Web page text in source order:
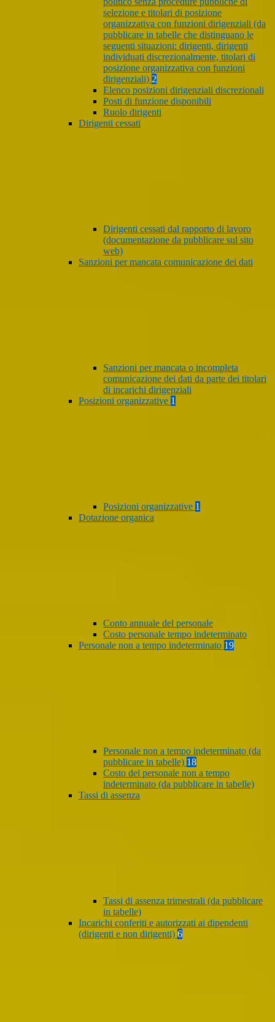
selezione e titolari di posizione
organizzativa con funzioni dirigenziali (da
pubblicare in tabelle che distinguano le
seguenti situazioni: dirigenti, dirigenti
individuati discrezionalmente, titolari di
posizione organizzativa con funzioni
dirigenziali) 2
Elenco posizioni dirigenziali discrezionali
Posti di funzione disponibili
Ruolo dirigenti
Dirigenti cessati
Dirigenti cessati dal rapporto di lavoro
(documentazione da pubblicare sul sito
web)
Sanzioni per mancata comunicazione dei dati
Sanzioni per mancata o incompleta
comunicazione dei dati da parte dei titolari
di incarichi dirigenziali
Posizioni organizzative 1
Posizioni organizzative 1
Dotazione organica
Conto annuale del personale
Costo personale tempo indeterminato
Personale non a tempo indeterminato 19
Personale non a tempo indeterminato (da
pubblicare in tabelle) 18
Costo del personale non a tempo
indeterminato (da pubblicare in tabelle)
Tassi di assenza
Tassi di assenza trimestrali (da pubblicare
in tabelle)
Incarichi conferiti e autorizzati ai dipendenti
(dirigenti e non dirigenti) 6